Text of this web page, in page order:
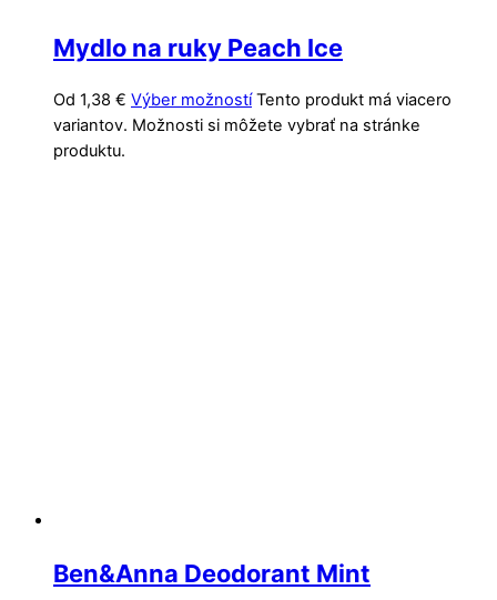
Mydlo na ruky Peach Ice
Od 1,38 € Výber možností Tento produkt má viacero
variantov. Možnosti si môžete vybrať na stránke
produktu.
Ben&Anna Deodorant Mint